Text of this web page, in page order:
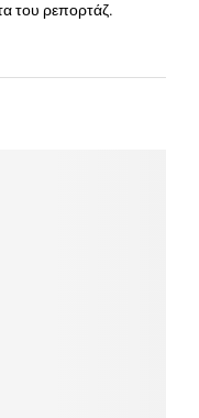
του ρεπορτάζ.